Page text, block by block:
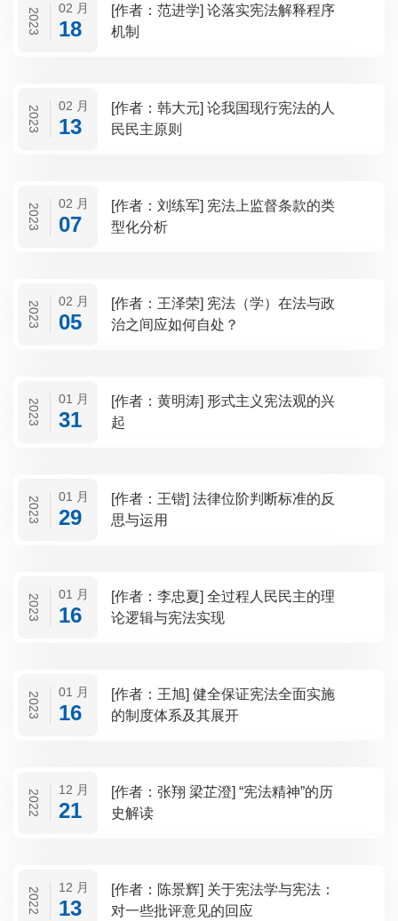
2023 02 月
18
[作者：范进学] 论落实宪法解释程序
机制
2023 02 月
13
[作者：韩大元] 论我国现行宪法的人
民民主原则
2023 02 月
07
[作者：刘练军] 宪法上监督条款的类
型化分析
2023 02 月
05
[作者：王泽荣] 宪法（学）在法与政
治之间应如何自处？
2023 01 月
31
[作者：黄明涛] 形式主义宪法观的兴
起
2023 01 月
29
[作者：王锴] 法律位阶判断标准的反
思与运用
2023 01 月
16
[作者：李忠夏] 全过程人民民主的理
论逻辑与宪法实现
2023 01 月
16
[作者：王旭] 健全保证宪法全面实施
的制度体系及其展开
2022 12 月
21
[作者：张翔 梁芷澄] “宪法精神”的历
史解读
2022 12 月
13
[作者：陈景辉] 关于宪法学与宪法：
对一些批评意见的回应